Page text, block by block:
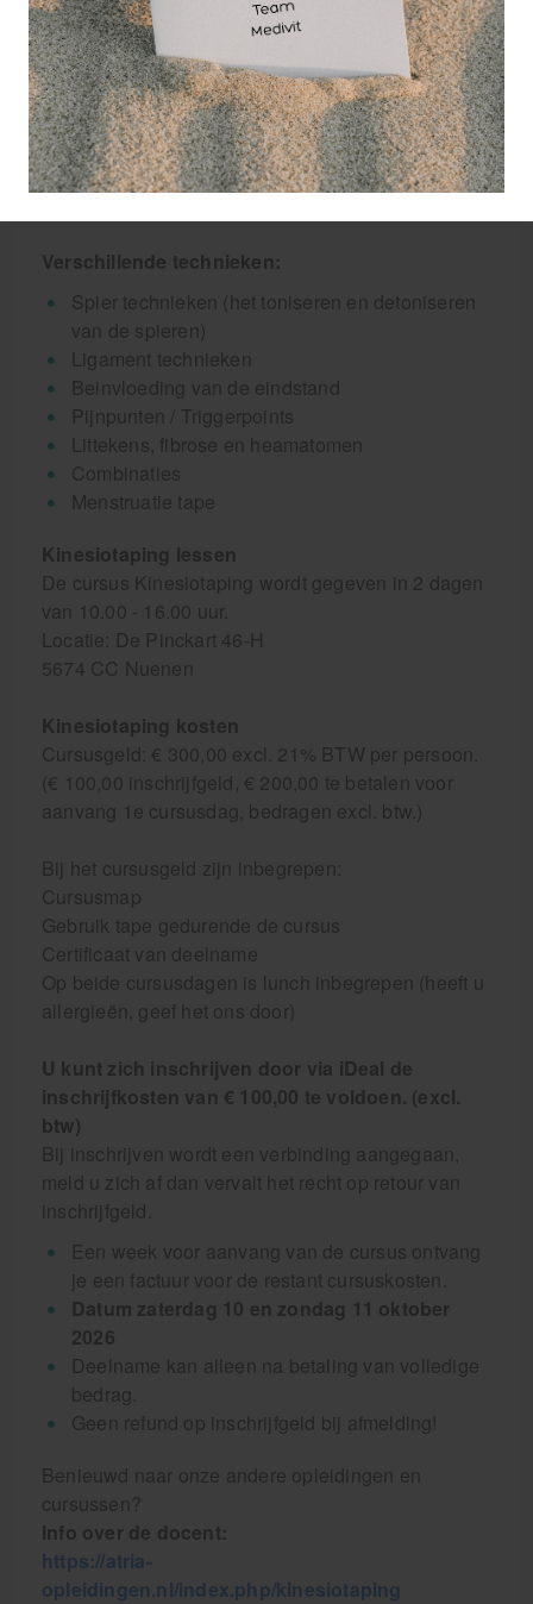
Lucht doorlatend.
Vochtbestendig waardoor je ermee kunt
douchen en zwemmen.
(Meestal) hypoallergeen.
Makkelijk te knippen.
Meerdere dagen te dragen.
Gemakkelijk weer te verwijderen van de huid en
Verschillende technieken:
Spier technieken (het toniseren en detoniseren
van de spieren)
Ligament technieken
Beinvloeding van de eindstand
Pijnpunten / Triggerpoints
Littekens, fibrose en heamatomen
Combinaties
Menstruatie tape
Kinesiotaping lessen
De cursus Kinesiotaping wordt gegeven in 2 dagen
van 10.00 - 16.00 uur.
Locatie: De Pinckart 46-H
5674 CC Nuenen
Kinesiotaping kosten
Cursusgeld: € 300,00 excl. 21% BTW per persoon.
(€ 100,00 inschrijfgeld, € 200,00 te betalen voor
aanvang 1e cursusdag, bedragen excl. btw.)
Bij het cursusgeld zijn inbegrepen:
Cursusmap
Gebruik tape gedurende de cursus
Certificaat van deelname
Op beide cursusdagen is lunch inbegrepen (heeft u
allergieën, geef het ons door)
U kunt zich inschrijven door via iDeal de
inschrijfkosten van € 100,00 te voldoen. (excl.
btw)
Bij inschrijven wordt een verbinding aangegaan,
meld u zich af dan vervalt het recht op retour van
inschrijfgeld.
Een week voor aanvang van de cursus ontvang
je een factuur voor de restant cursuskosten.
Datum zaterdag 10 en zondag 11 oktober
2026
Deelname kan alleen na betaling van volledige
bedrag.
Geen refund op inschrijfgeld bij afmelding!
Benieuwd naar onze andere opleidingen en
cursussen?
Info over de docent:
https://atria-
opleidingen.nl/index.php/kinesiotaping